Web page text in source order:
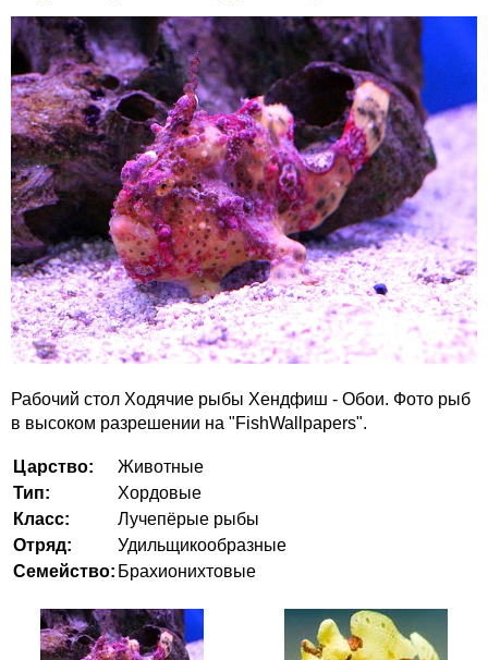
Рабочий стол Ходячие рыбы Хендфиш - Обои. Фото рыб
в высоком разрешении на "FishWallpapers".
Царство:
Животные
Тип:
Хордовые
Класс:
Лучепёрые рыбы
Отряд:
Удильщикообразные
Семейство: Брахионихтовые